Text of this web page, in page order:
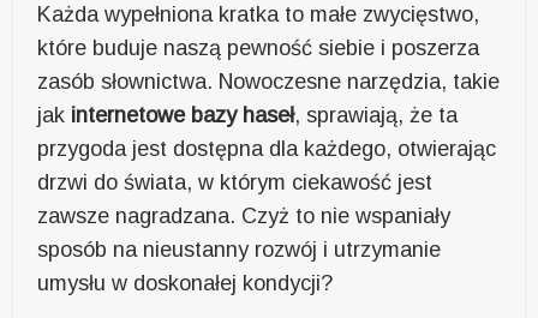
Każda wypełniona kratka to małe zwycięstwo,
które buduje naszą pewność siebie i poszerza
zasób słownictwa. Nowoczesne narzędzia, takie
jak internetowe bazy haseł, sprawiają, że ta
przygoda jest dostępna dla każdego, otwierając
drzwi do świata, w którym ciekawość jest
zawsze nagradzana. Czyż to nie wspaniały
sposób na nieustanny rozwój i utrzymanie
umysłu w doskonałej kondycji?